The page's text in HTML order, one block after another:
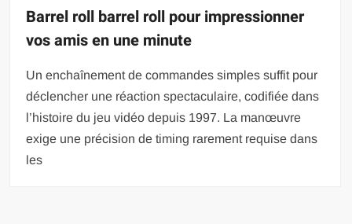
Barrel roll barrel roll pour impressionner
vos amis en une minute
Un enchaînement de commandes simples suffit pour
déclencher une réaction spectaculaire, codifiée dans
l’histoire du jeu vidéo depuis 1997. La manœuvre
exige une précision de timing rarement requise dans
les